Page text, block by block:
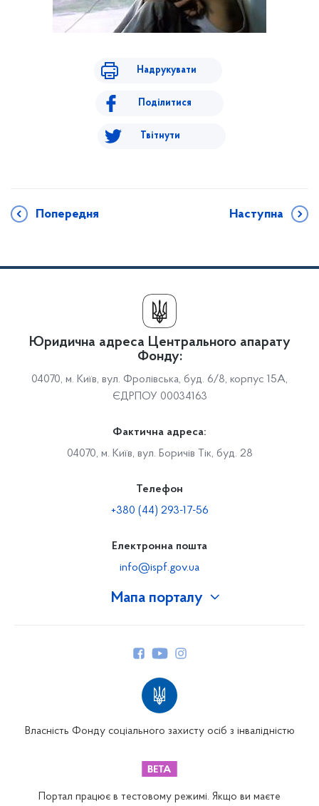
Надрукувати
Поділитися
Твітнути
Попередня Наступна
Мапа порталу
Юридична адреса Центрального апарату
Фонду:
04070, м. Київ, вул. Фролівська, буд. 6/8, корпус 15А,
ЄДРПОУ 00034163
Фактична адреса:
04070, м. Київ, вул. Боричів Тік, буд. 28
Телефон
+380 (44) 293-17-56
Електронна пошта
info@ispf.gov.ua
Власність Фонду соціального захисту осіб з інвалідністю
Портал працює в тестовому режимі. Якщо ви маєте